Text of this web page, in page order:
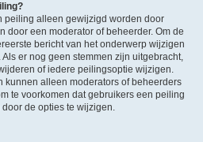
peiling alleen gewijzigd worden door
door een moderator of beheerder. Om de
bericht van het onderwerp wijzigen
er nog geen stemmen zijn uitgebracht,
of iedere peilingsoptie wijzigen.
kunnen alleen moderators of beheerders
te voorkomen dat gebruikers een peiling
de opties te wijzigen.